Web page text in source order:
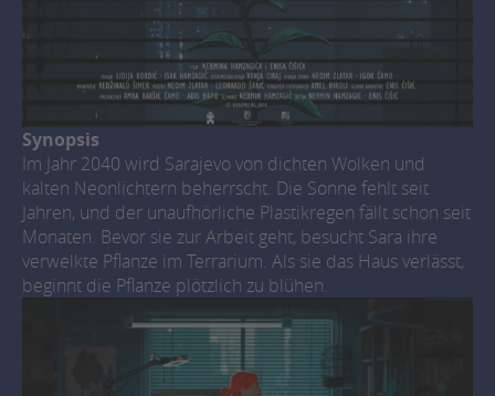
Synopsis
Im Jahr 2040 wird Sarajevo von dichten Wolken und
kalten Neonlichtern beherrscht. Die Sonne fehlt seit
Jahren, und der unaufhörliche Plastikregen fällt schon seit
Monaten. Bevor sie zur Arbeit geht, besucht Sara ihre
verwelkte Pflanze im Terrarium. Als sie das Haus verlässt,
beginnt die Pflanze plötzlich zu blühen.